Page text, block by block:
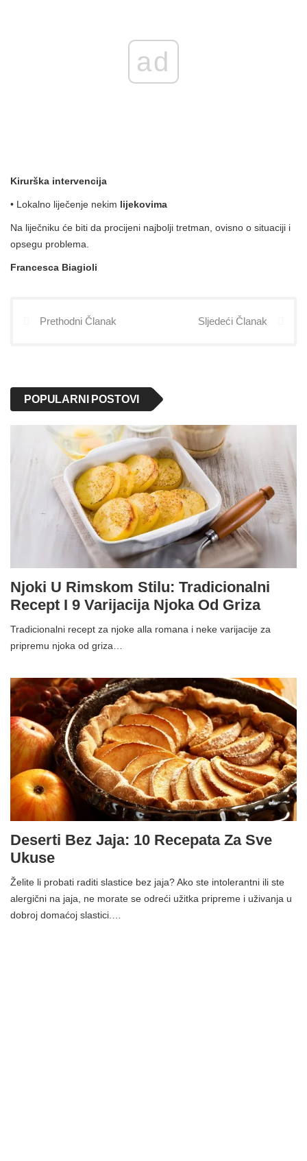
ad
Kirurška intervencija
• Lokalno liječenje nekim lijekovima
Na liječniku će biti da procijeni najbolji tretman, ovisno o situaciji i
opsegu problema.
Francesca Biagioli
Prethodni Članak Sljedeći Članak
POPULARNI POSTOVI
Njoki U Rimskom Stilu: Tradicionalni
Recept I 9 Varijacija Njoka Od Griza
Tradicionalni recept za njoke alla romana i neke varijacije za
pripremu njoka od griza…
Deserti Bez Jaja: 10 Recepata Za Sve
Ukuse
Želite li probati raditi slastice bez jaja? Ako ste intolerantni ili ste
alergični na jaja, ne morate se odreći užitka pripreme i uživanja u
dobroj domaćoj slastici.…